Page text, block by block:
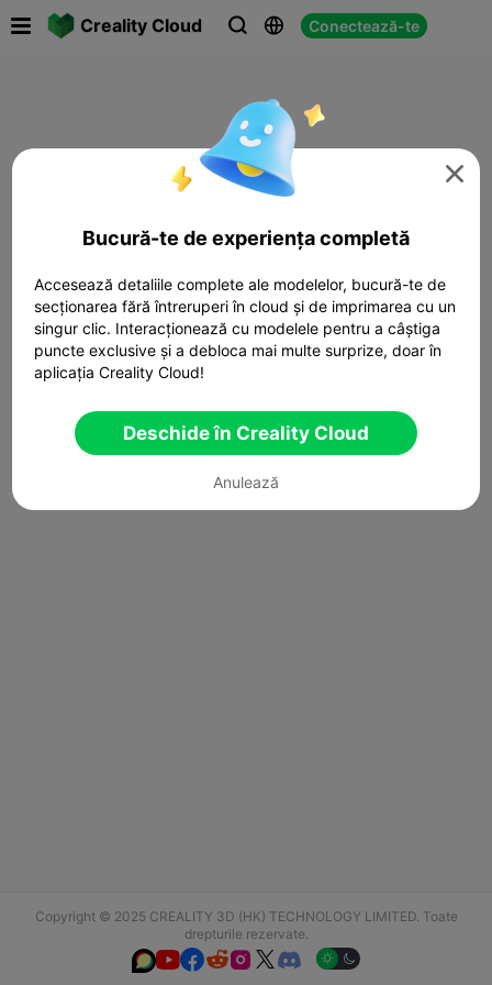
Creality Cloud   Conectează-te
Copyright © 2025 CREALITY 3D (HK) TECHNOLOGY LIMITED. Toate
drepturile rezervate.
  

Bucură-te de experiența completă
Accesează detaliile complete ale modelelor, bucură-te de
secționarea fără întreruperi în cloud și de imprimarea cu un
singur clic. Interacționează cu modelele pentru a câștiga
puncte exclusive și a debloca mai multe surprize, doar în
aplicația Creality Cloud!
Deschide în Creality Cloud
Anulează